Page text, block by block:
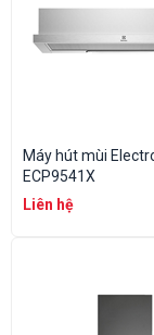
Máy hút mùi
ECP9541X
Liên hệ